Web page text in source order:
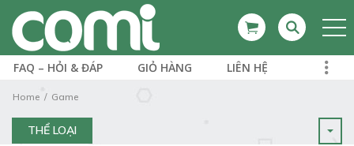
FAQ – HỎI & ĐÁP GIỎ HÀNG LIÊN HỆ
Home Game
THỂ LOẠI